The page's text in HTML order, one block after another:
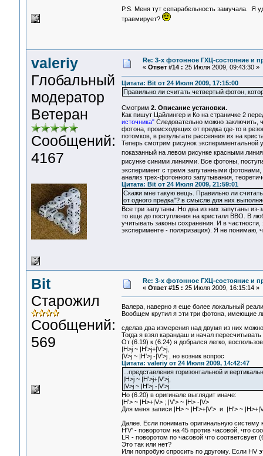
P.S. Меня тут сепарабельность замучала. Я
травмирует?
valeriy
Глобальный
модератор
Ветеран
Сообщений:
4167
Re: 3-x фотонное ГХЦ-состояние и
« Ответ #14 : 25 Июля 2009, 09:43:30 »
Цитата: Bit от 24 Июля 2009, 17:15:00
Правильно ли считать четвертый фотон,
Смотрим 2. Описание установки.
Как пишут Цайлингер и Ко на страничке 2
источника"Следовательно можно заключить,
фотона, происходящих от предка где-то в
потомков, в результате рассеяния их на
Теперь смотрим рисунок
показанный на левом рисунке красными
рисунке синими линиями. Все фотоны,
эксперимент с тремя запутанными
анализ трех-фотонного запутывания,
Цитата: Bit от 24 Июля 2009, 21:59:01
Скажи мне такую вещь. Правильно ли
от одного предка"? в смысле для них
Все три запутаны. Но два из них запутаны из-
то еще до поступления на кристалл ВВО. В
учитывать законы сохранения. И в частности,
эксперименте - поляризация). Я не понимаю,
Bit
Старожил
Сообщений:
569
Re: 3-x фотонное ГХЦ-состояние и
« Ответ #15 : 25 Июля 2009, 16:15:14 »
Валера, наверно я еще более локальный
Вообщем крутил я эти три фотона, имеющие
сделав два измерения над двумя из них
Тогда я взял карандаш и начал
От (6.19) к (6.24) я добрался легко,
|H>j ~ |H'>j+|V'>j,
|V>j ~ |H'>j -|V'>j , но возник вопрос
Цитата: valeriy от 24 Июля 2009, 14:42:47
...представления горизонтальной и
|H>j ~ |H'>j+|V'>j,
|V>j ~ |H'>j -|V'>j.
Но (6.20) в оригинале выглядит иначе:
|H'> ~ |H>+|V> ; |V'> ~ |H> -|V>
Для меня записи |H> ~ |H'>+|V'> и |H'> ~
Далее. Если понимать оригинальную систему
H'V' - поворотом на 45 против часовой, что
LR - поворотом по часовой что соответсвует
Это так или нет?
Или попробую спросить по другому. Если HV